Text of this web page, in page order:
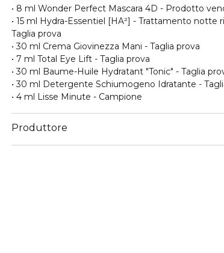
• 8 ml Wonder Perfect Mascara 4D - Prodotto
• 15 ml Hydra-Essentiel [HA²] - Trattamento notte
Taglia prova
• 30 ml Crema Giovinezza Mani - Taglia prova
• 7 ml Total Eye Lift - Taglia prova
• 30 ml Baume-Huile Hydratant "Tonic" - Taglia
• 30 ml Detergente Schiumogeno Idratante -
• 4 ml Lisse Minute - Campione
Produttore